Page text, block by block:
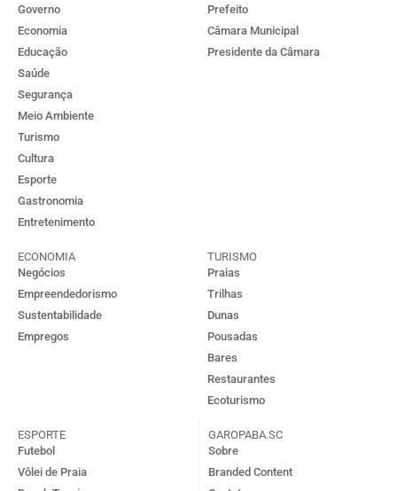
Governo
Economia
Educação
Saúde
Segurança
Meio Ambiente
Turismo
Cultura
Esporte
Gastronomia
Entretenimento
Prefeito
Câmara Municipal
Presidente da Câmara
ECONOMIA
Negócios
Empreendedorismo
Sustentabilidade
Empregos
TURISMO
Praias
Trilhas
Dunas
Pousadas
Bares
Restaurantes
Ecoturismo
ESPORTE
Futebol
Vôlei de Praia
GAROPABA.SC
Sobre
Branded Content